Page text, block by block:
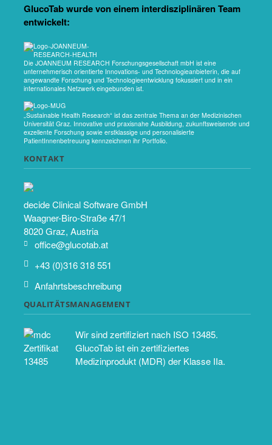
GlucoTab wurde von einem interdisziplinären Team
entwickelt:
Die JOANNEUM RESEARCH Forschungsgesellschaft mbH ist eine
unternehmerisch orientierte Innovations- und Technologieanbieterin, die auf
angewandte Forschung und Technologieentwicklung fokussiert und in ein
internationales Netzwerk eingebunden ist.
„Sustainable Health Research“ ist das zentrale Thema an der Medizinischen
Universität Graz. Innovative und praxisnahe Ausbildung, zukunftsweisende und
exzellente Forschung sowie erstklassige und personalisierte
PatientInnenbetreuung kennzeichnen ihr Portfolio.
KONTAKT
decide Clinical Software GmbH
Waagner-Biro-Straße 47/1
8020 Graz, Austria
office@glucotab.at
+43 (0)316 318 551
Anfahrtsbeschreibung
QUALITÄTSMANAGEMENT
Wir sind zertifiziert nach ISO 13485.
GlucoTab ist ein zertifiziertes
Medizinprodukt (MDR) der Klasse IIa.